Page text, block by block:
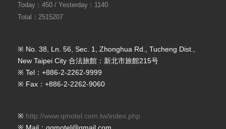
Today：450 / Yesterday：1140
Total：2515207
※ No. 38, Ln. 56, Sec. 1, Zhonghua Rd., Tucheng Dist.,
New Taipei City 合法旅館：新北市旅館215号
※ Tel：+886-2-2262-9999
※ Fax：+886-2-2262-9060
※ http://www.qmotel.com.tw/index.php
※ Mail：qqmotel@gmail.com